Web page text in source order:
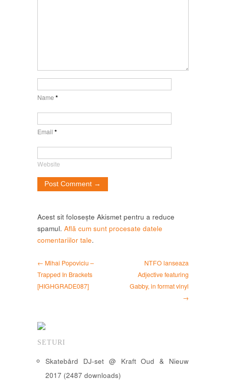
Name*
Email *
Website
Acest sit folosește Akismet pentru a reduce
spamul. Află cum sunt procesate datele
comentariilor tale.
← Mihai Popoviciu –
Trapped In Brackets
[HIGHGRADE087]
NTFO lanseaza
Adjective featuring
Gabby, in format vinyl
→
SETURI
Skatebård DJ-set @ Kraft Oud & Nieuw
2017 (2487 downloads)